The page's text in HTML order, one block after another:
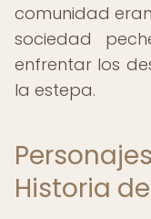
comunidad
sociedad
enfrentar los
la estepa.
Historia